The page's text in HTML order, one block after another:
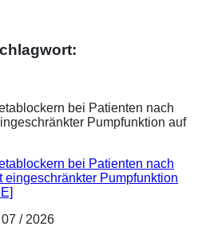
bei Patienten nach
eingeschränkter Pumpfunktion
/ 2026